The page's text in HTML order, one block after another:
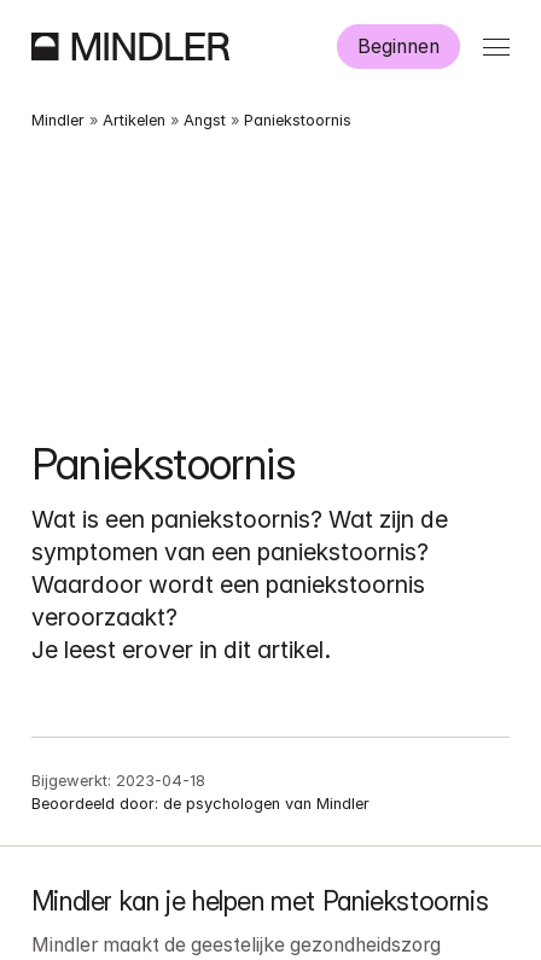
Beginnen
Hoe werkt Mindler?
Mindler » Artikelen » Angst » Paniekstoornis
Paniekstoornis
Wat is een paniekstoornis? Wat zijn de
symptomen van een paniekstoornis?
Waardoor wordt een paniekstoornis
veroorzaakt?
Je leest erover in dit artikel.
Bijgewerkt: 2023-04-18
Beoordeeld door: de psychologen van Mindler
Mindler kan je helpen met Paniekstoornis
Mindler maakt de geestelijke gezondheidszorg